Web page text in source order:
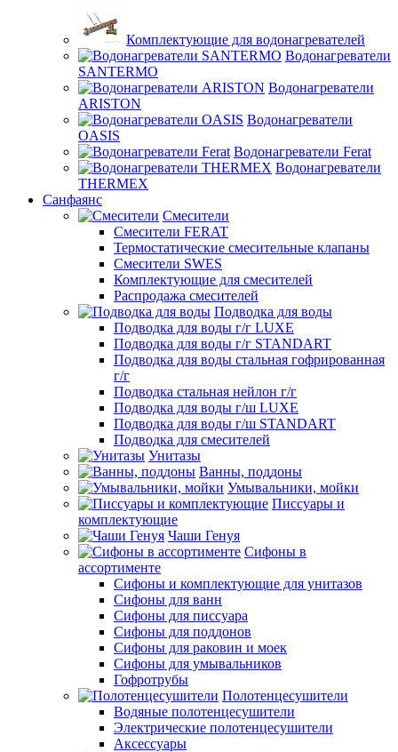
Комплектующие для водонагревателей
Водонагреватели
SANTERMO
Водонагреватели
ARISTON
Водонагреватели
OASIS
Водонагреватели Ferat
Водонагреватели
THERMEX
Санфаянс
Смесители
Смесители FERAT
Термостатические смесительные клапаны
Смесители SWES
Комплектующие для смесителей
Распродажа смесителей
Подводка для воды
Подводка для воды г/г LUXE
Подводка для воды г/г STANDART
Подводка для воды стальная гофрированная
г/г
Подводка стальная нейлон г/г
Подводка для воды г/ш LUXE
Подводка для воды г/ш STANDART
Подводка для смесителей
Унитазы
Ванны, поддоны
Умывальники, мойки
Писсуары и
комплектующие
Чаши Генуя
Сифоны в
ассортименте
Сифоны и комплектующие для унитазов
Сифоны для ванн
Сифоны для писсуара
Сифоны для поддонов
Сифоны для раковин и моек
Сифоны для умывальников
Гофротрубы
Полотенцесушители
Водяные полотенцесушители
Электрические полотенцесушители
Аксессуары